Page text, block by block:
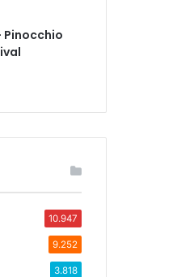
Pinocchio
10.947
9.252
3.818